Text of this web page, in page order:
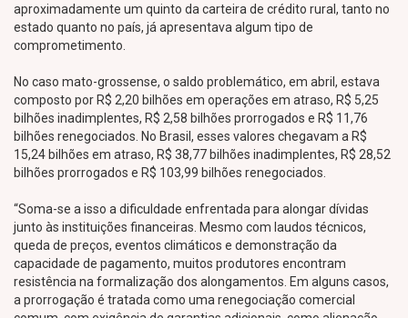
aproximadamente um quinto da carteira de crédito rural, tanto no
estado quanto no país, já apresentava algum tipo de
comprometimento.
No caso mato-grossense, o saldo problemático, em abril, estava
composto por R$ 2,20 bilhões em operações em atraso, R$ 5,25
bilhões inadimplentes, R$ 2,58 bilhões prorrogados e R$ 11,76
bilhões renegociados. No Brasil, esses valores chegavam a R$
15,24 bilhões em atraso, R$ 38,77 bilhões inadimplentes, R$ 28,52
bilhões prorrogados e R$ 103,99 bilhões renegociados.
“Soma-se a isso a dificuldade enfrentada para alongar dívidas
junto às instituições financeiras. Mesmo com laudos técnicos,
queda de preços, eventos climáticos e demonstração da
capacidade de pagamento, muitos produtores encontram
resistência na formalização dos alongamentos. Em alguns casos,
a prorrogação é tratada como uma renegociação comercial